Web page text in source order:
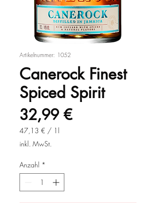
Artikelnummer: 1052
Canerock Finest
Spiced Spirit
32,99 €Preis
47,13 € / 1l
47,13 €
pro
Liter
inkl. MwSt.
Anzahl *